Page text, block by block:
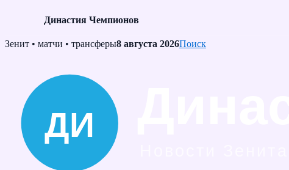
Династия Чемпионов
Skip
Зенит • матчи • трансферы8 августа 2026Поиск